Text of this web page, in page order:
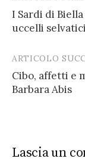
navigation
I Sardi di
uccelli selvatici
ARTICOLO
Cibo, affetti e
Barbara Abis
Lascia un